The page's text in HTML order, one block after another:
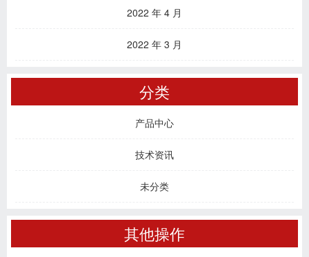
2022 年 4 月
2022 年 3 月
分类
产品中心
技术资讯
未分类
其他操作